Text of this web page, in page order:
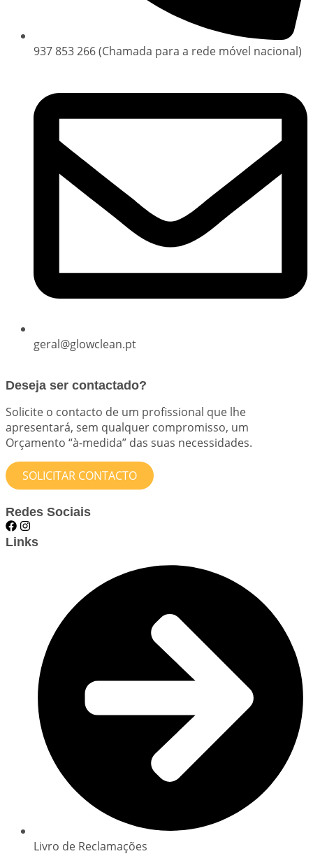
937 853 266 (Chamada para a rede móvel nacional)
geral@glowclean.pt
Deseja ser contactado?
Solicite o contacto de um profissional que lhe
apresentará, sem qualquer compromisso, um
Orçamento “à-medida” das suas necessidades.
SOLICITAR CONTACTO
Redes Sociais
Links
Livro de Reclamações